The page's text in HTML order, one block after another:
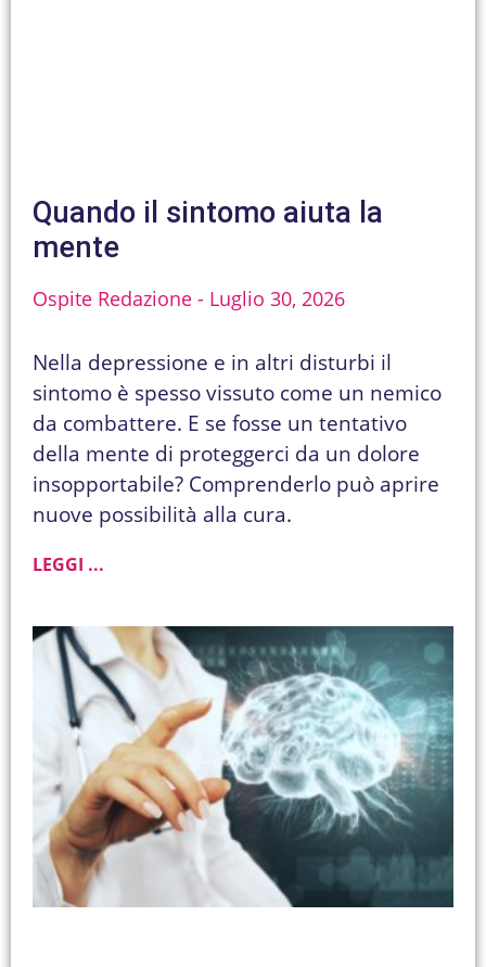
Quando il sintomo aiuta la
mente
Ospite Redazione Luglio 30, 2026
Nella depressione e in altri disturbi il
sintomo è spesso vissuto come un nemico
da combattere. E se fosse un tentativo
della mente di proteggerci da un dolore
insopportabile? Comprenderlo può aprire
nuove possibilità alla cura.
LEGGI ...